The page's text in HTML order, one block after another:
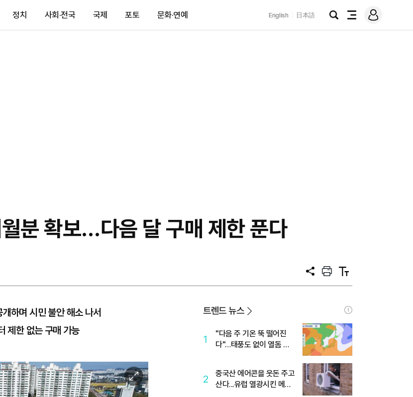
정치 사회·전국 국제 포토 문화·연예 English 日本語
검
전
메
그
분 확보…다음 달 구매 제한 푼다
공
프
트
텍
트
하며 시민 불안 해소 나서
제한 없는 구매 가능
이
미
트렌드 뉴스
1
"다음 주 기온 뚝 떨어진
다"…태풍도 없이 열돔 박
2
중국산 에어콘을 웃돈 주고
산다...유럽 열광시킨 메이